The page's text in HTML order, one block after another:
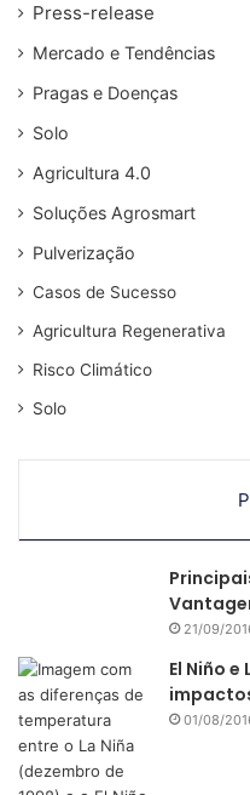
Press-release
Mercado e Tendências
Pragas e Doenças
Solo
Agricultura 4.0
Soluções Agrosmart
Pulverização
Casos de Sucesso
Agricultura Regenerativa
Risco Climático
Solo
21/09/
El Niño
01/08/